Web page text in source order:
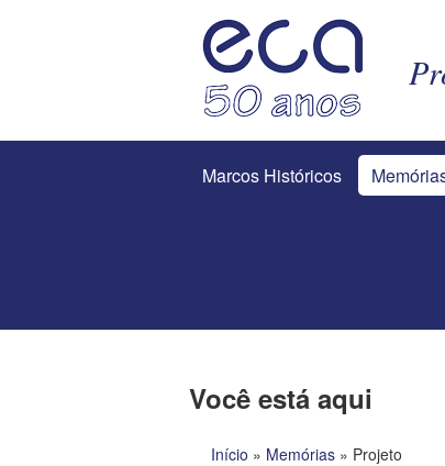
Marcos Históricos
Você está aqui
Início » Memórias » Projeto